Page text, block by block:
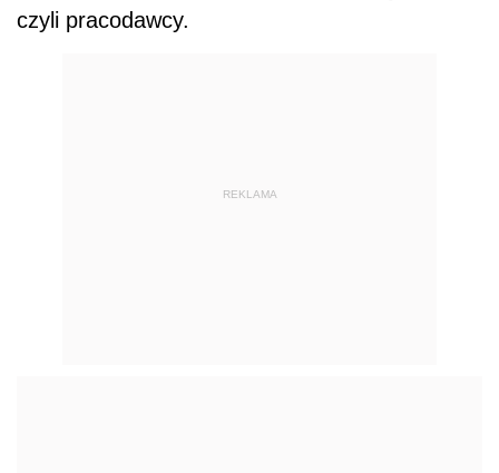
czyli pracodawcy.
REKLAMA